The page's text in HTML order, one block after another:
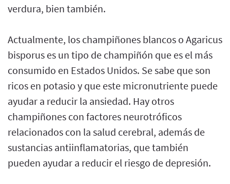
verdura, bien también.
Actualmente, los champiñones blancos o Agaricus
bisporus es un tipo de champiñón que es el más
consumido en Estados Unidos. Se sabe que son
ricos en potasio y que este micronutriente puede
ayudar a reducir la ansiedad. Hay otros
champiñones con factores neurotróficos
relacionados con la salud cerebral, además de
sustancias antiinflamatorias, que también
pueden ayudar a reducir el riesgo de depresión.